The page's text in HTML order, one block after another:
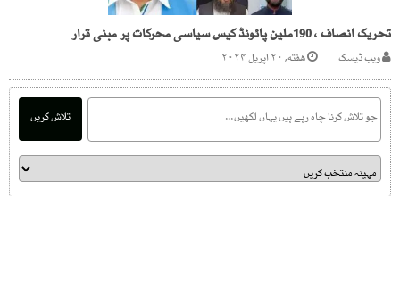
تحریک انصاف ، 190ملین پائونڈ کیس سیاسی محرکات پر مبنی قرار
ویب ڈیسک هفته, ۲۰ اپریل ۲۰۲۴
تلاش کریں